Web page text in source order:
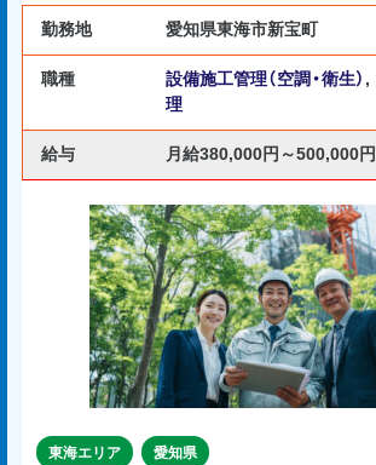
勤務地 愛知県東海市新宝町
職種 設備施工管理（空調・衛生） ,
理
給与 月給380,000円～500,000円
東海エリア 愛知県